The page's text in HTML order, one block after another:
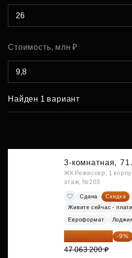
Стоимость, млн ₽
Найден 1 вариант
3-комнатная,
ЖК Режиссер, 1
этаж, №203
Сдана Скидка
Живите сейчас -
Евроформат
42 827 512 ₽ -9%
47 063 200 ₽